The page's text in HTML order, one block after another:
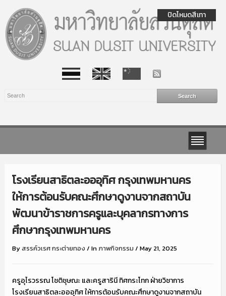
โรงเรียนสาธิตละอออุทิศ กรุงเทพมหานคร
ให้การต้อนรับคณะศึกษาดูงานจากสถาบัน
พัฒนาข้าราชการครูและบุคลากรทางการ
ศึกษากรุงเทพมหานคร
Byสรรค์วเรศ กระต่ายทอง / Inภาพกิจกรรม / May 21, 2025
ครูอุไรวรรณ โชติชุษณะ และครูสารินี ทิศกระโทก ฝ่ายวิชาการ
โรงเรียนสาธิตละอออุทิศ ให้การต้อนรับคณะศึกษาดูงานจากสถาบัน
ปิดโหมดสีเทา